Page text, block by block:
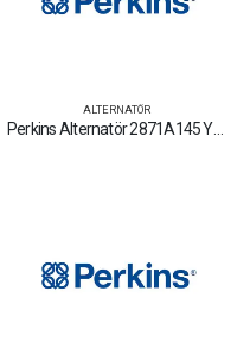
ALTERNATÖR
Perkins Alternatör 2871A145 Yedek Parça Fiyat Tamir Bakım Satan Firmalar